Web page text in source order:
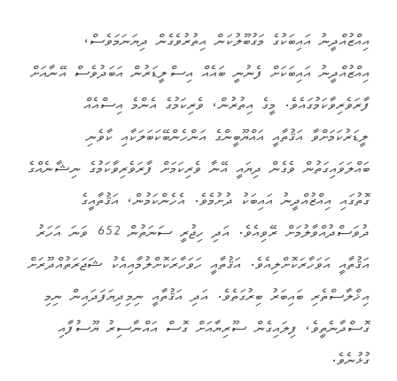
އިއްޒުއްދީނު އައިބަކުގެ މަގުބޫލުކަން އިތުރުވެގެން ދިޔަނަމަވެސް،
އިއްޒުއްދީނު އައިބަކަށް ފެނުނީ ބައެއް އިސްލީޑަރުން އަބަދުވެސް އޭނާއަށް
ފާރަވެރިވާކަމުގައެވެ. މީގެ އިތުރުން، ވެރިކަމުގެ އެންމެ އިސްއެއް
ލީޑަރުކަމަށްވާ އަޤުތާއީ އައްޔޫބީންގެ އަންހެންބޭކަބަލަކާއި ކާވެނި
ބައްލަވައިގަތުން ވެގެން ދިޔައީ އޭނާ ވެރިކަމަށް ފާރަވެރިވާކަމުގެ ނިޝާނެއްގެ
ގޮތުގައި އިއްޒުއްދީނު އައިބަކު ދުށުމެވެ. އެހެންކަމުން، އަޤުތާއީގެ
ދުވަސްދުއްވާލުމަށް ރޭވިއެވެ. އަދި ހިޖުރީ ސަނަތުން 652 ވަނަ އަހަރު
އަޤުތާއީ އަވަހާރަކޮށްލިއެވެ. އަޤުތާއީ ހަވަހާރަކޮށްލުމާއިއެކު ޝަޖަރަތުއްދޫރަށް
އިޚްލާސްތެރި ބައިބަރު ބިރުގަތެވެ. އަދި އަޤުތާއީ ނިމިދިޔަފަދައިން ނިމި
ގޮސްދާނެތީވެ، ފިލައިގެން ސޫރިޔާއަށް ގޮސް އައްނާސިރު ޔޫސުފާއި
ގުޅުނެވެ.